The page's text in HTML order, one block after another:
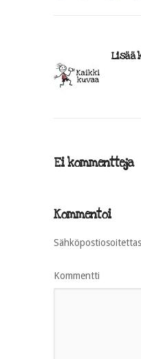
Lisää
Ei kommentteja
Kommentoi
Kommentti